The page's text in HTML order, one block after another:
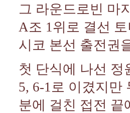
그 라운드로빈 마
A조 1위로 결선
시코 본선 출전권
첫 단식에 나선 정
5, 6-1로 이겼지만
분에 걸친 접전 끝